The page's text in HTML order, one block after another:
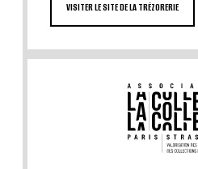
VISITER LE SITE DE LA TRÉZORERIE